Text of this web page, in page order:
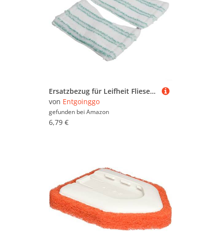
Ersatzbezug für Leifheit Fliesenwischer, mit elastischem Gummi für einfachen Austausch (2 Stück)
von Entgoinggo
gefunden bei Amazon
6,79 €